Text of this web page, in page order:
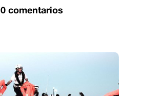
0 comentarios